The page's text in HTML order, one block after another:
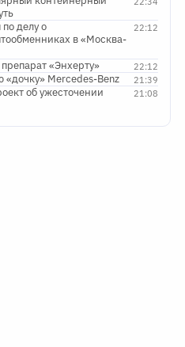
22:12
делу о
в «Москва-
22:12
«Энхерту»
21:39
Mercedes-Benz
21:08
об ужесточении